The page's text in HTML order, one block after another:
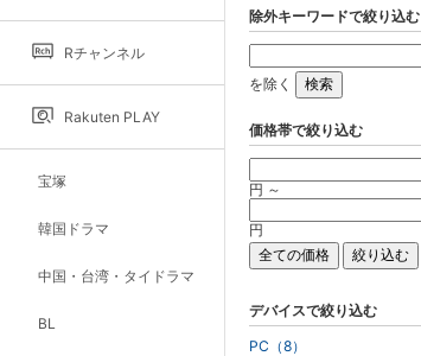
Rチャンネル
Rakuten PLAY
宝塚
韓国ドラマ
中国・台湾・タイドラマ
BL
除外キーワードで絞り込む
を除く
価格帯で絞り込む
円 ～
円
デバイスで絞り込む
PC（8）